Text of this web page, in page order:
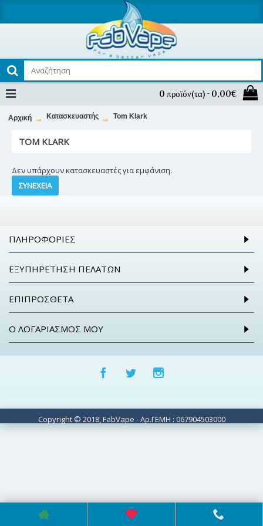
0 προϊόν(τα) - 0,00€
Αρχική Κατασκευαστής Tom Klark
TOM KLARK
Δεν υπάρχουν κατασκευαστές για εμφάνιση.
ΣΥΝΈΧΕΙΑ
ΠΛΗΡΟΦΟΡΊΕΣ
ΕΞΥΠΗΡΈΤΗΣΗ ΠΕΛΑΤΏΝ
ΕΠΙΠΡΌΣΘΕΤΑ
Ο ΛΟΓΑΡΙΑΣΜΌΣ ΜΟΥ
Copyright © 2018, FabVape - Αρ.ΓΕΜΗ : 067904503000